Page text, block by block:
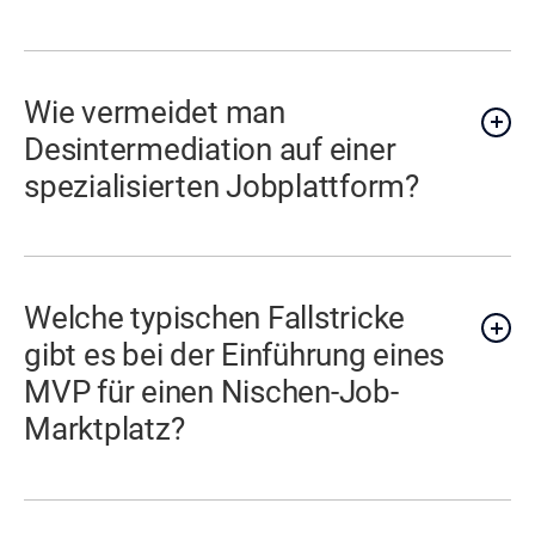
Wie vermeidet man
Desintermediation auf einer
spezialisierten Jobplattform?
Welche typischen Fallstricke
gibt es bei der Einführung eines
MVP für einen Nischen-Job-
Marktplatz?